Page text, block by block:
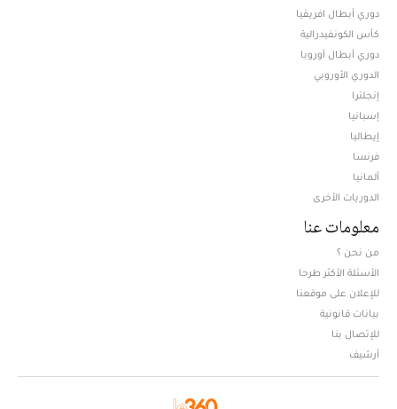
دوري أبطال افريقيا
كأس الكونفيدرالية
دوري أبطال أوروبا
الدوري الأوروبي
إنجلترا
إسبانيا
إيطاليا
فرنسا
ألمانيا
الدوريات الأخرى
معلومات عنا
من نحن ؟
الأسئلة الأكثر طرحا
للإعلان على موقعنا
بيانات قانونية
للإتصال بنا
أرشيف